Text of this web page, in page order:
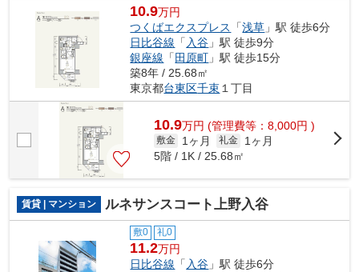
10.9万円
つくばエクスプレス
「浅草 」駅 徒歩6分
日比谷線 「 入谷 」駅 徒歩9分
銀座線 「 田原町 」駅 徒歩15分
築8年 / 25.68㎡
東京都台東区千束１丁目
10.9万円 (管理費等：8,000円 )
敷金 1ヶ月 礼金
1ヶ月
5階 / 1K / 25.68㎡
賃貸 | マンション ルネサンスコート上野入谷
敷0 礼0
11.2万円
日比谷線 「 入谷 」駅 徒歩6分